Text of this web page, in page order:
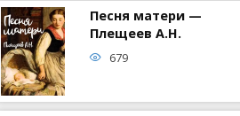
Песня матери —
Плещеев А.Н.
679